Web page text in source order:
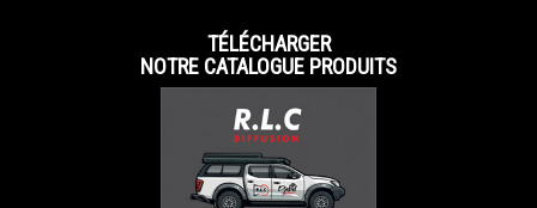
TÉLÉCHARGER
NOTRE CATALOGUE PRODUITS